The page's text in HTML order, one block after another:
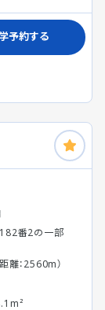
予約する
番2の一部
離：2560m）